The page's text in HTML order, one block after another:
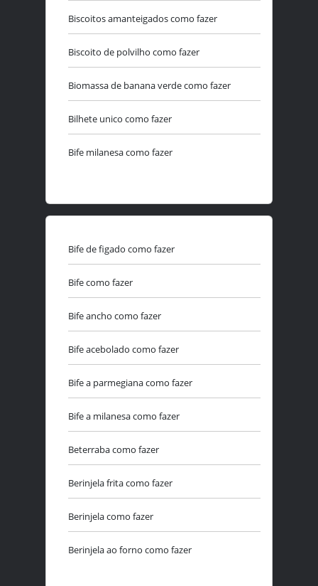
Biscoitos amanteigados como fazer
Biscoito de polvilho como fazer
Biomassa de banana verde como fazer
Bilhete unico como fazer
Bife milanesa como fazer
Bife de figado como fazer
Bife como fazer
Bife ancho como fazer
Bife acebolado como fazer
Bife a parmegiana como fazer
Bife a milanesa como fazer
Beterraba como fazer
Berinjela frita como fazer
Berinjela como fazer
Berinjela ao forno como fazer